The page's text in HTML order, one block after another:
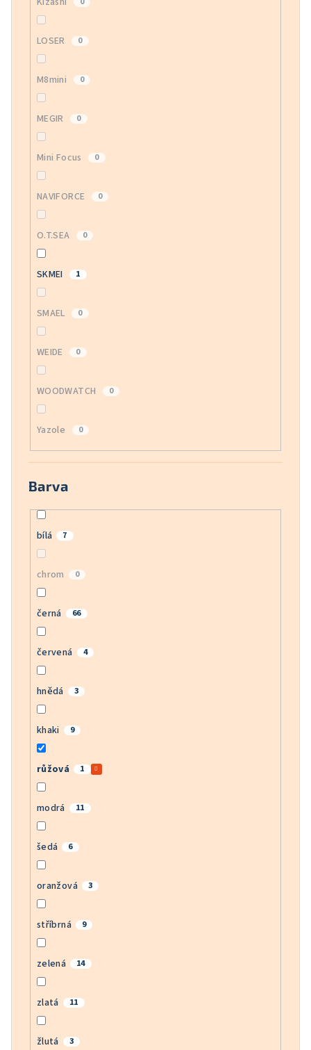
LOSER 0
M8mini 0
MEGIR 0
Mini Focus 0
NAVIFORCE 0
O.T.SEA 0
SKMEI 1
SMAEL 0
WEIDE 0
WOODWATCH 0
Yazole 0
Barva
bílá 7
chrom 0
černá 66
červená 4
hnědá 3
khaki 9
růžová 1
modrá 11
šedá 6
oranžová 3
stříbrná 9
zelená 14
zlatá 11
žlutá 3